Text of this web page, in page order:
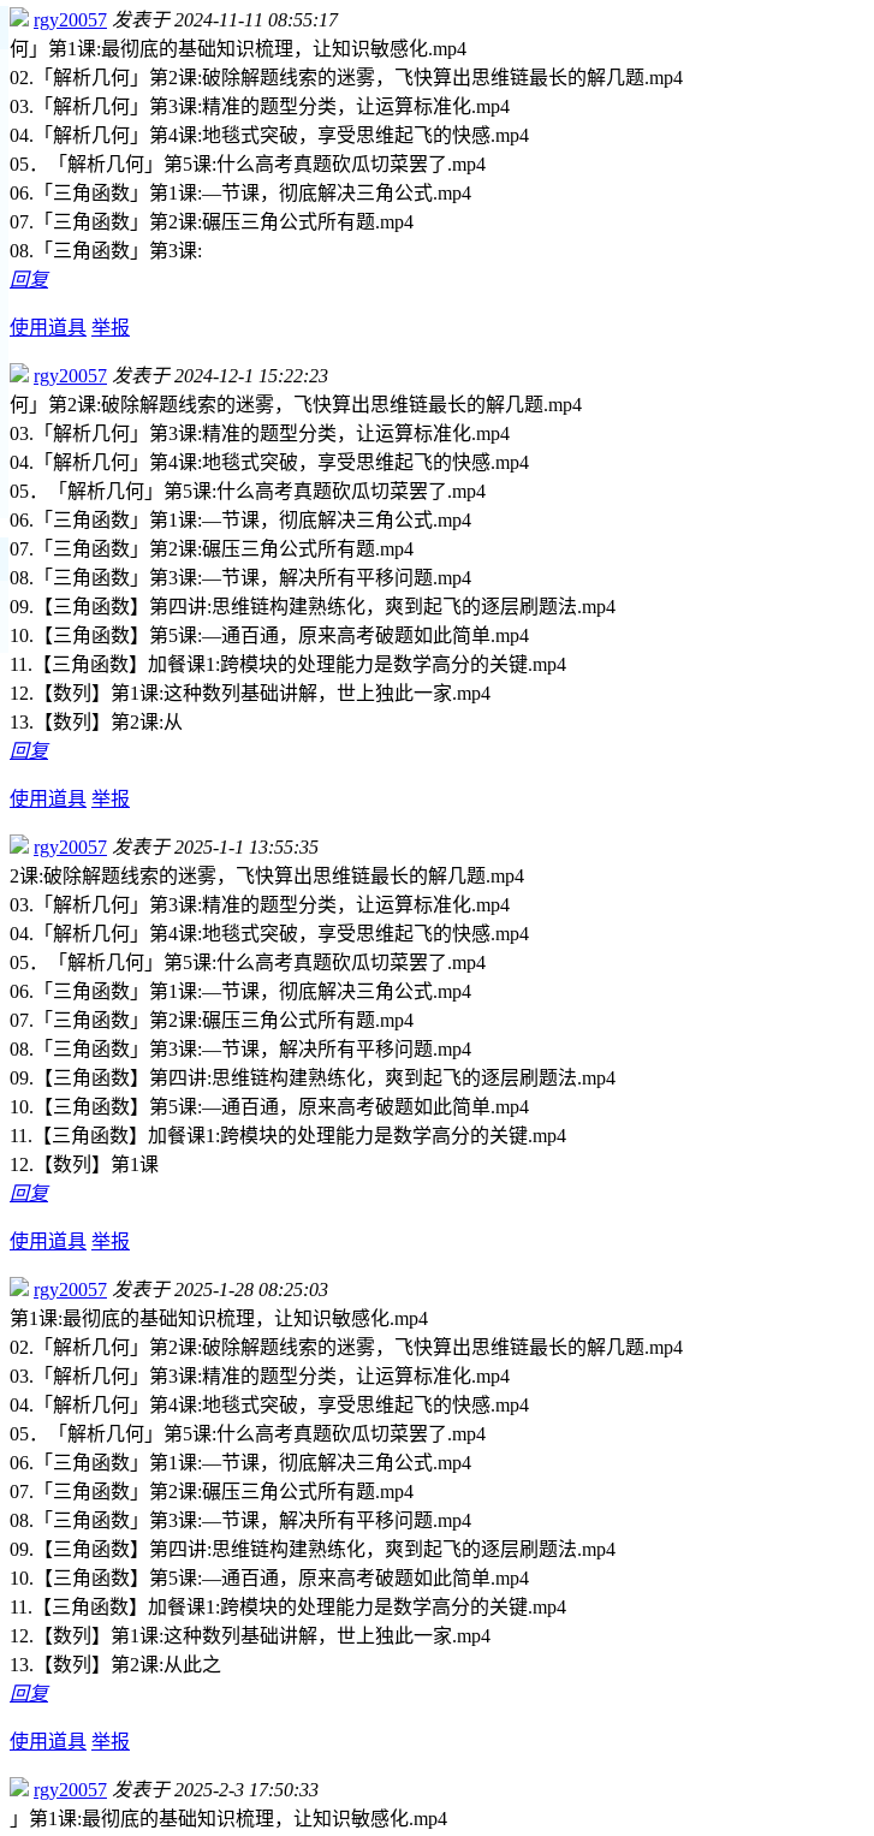
rgy20057 发表于 2024-11-11 08:55:17
何」第1课:最彻底的基础知识梳理，让知识敏感化.mp4
02.「解析几何」第2课:破除解题线索的迷雾，飞快算出思维链最长的解几题.mp4
03.「解析几何」第3课:精准的题型分类，让运算标准化.mp4
04.「解析几何」第4课:地毯式突破，享受思维起飞的快感.mp4
05．「解析几何」第5课:什么高考真题砍瓜切菜罢了.mp4
06.「三角函数」第1课:—节课，彻底解决三角公式.mp4
07.「三角函数」第2课:碾压三角公式所有题.mp4
08.「三角函数」第3课:
回复
使用道具 举报
rgy20057 发表于 2024-12-1 15:22:23
何」第2课:破除解题线索的迷雾，飞快算出思维链最长的解几题.mp4
03.「解析几何」第3课:精准的题型分类，让运算标准化.mp4
04.「解析几何」第4课:地毯式突破，享受思维起飞的快感.mp4
05．「解析几何」第5课:什么高考真题砍瓜切菜罢了.mp4
06.「三角函数」第1课:—节课，彻底解决三角公式.mp4
07.「三角函数」第2课:碾压三角公式所有题.mp4
08.「三角函数」第3课:—节课，解决所有平移问题.mp4
09.【三角函数】第四讲:思维链构建熟练化，爽到起飞的逐层刷题法.mp4
10.【三角函数】第5课:—通百通，原来高考破题如此简单.mp4
11.【三角函数】加餐课1:跨模块的处理能力是数学高分的关键.mp4
12.【数列】第1课:这种数列基础讲解，世上独此一家.mp4
13.【数列】第2课:从
回复
使用道具 举报
rgy20057 发表于 2025-1-1 13:55:35
2课:破除解题线索的迷雾，飞快算出思维链最长的解几题.mp4
03.「解析几何」第3课:精准的题型分类，让运算标准化.mp4
04.「解析几何」第4课:地毯式突破，享受思维起飞的快感.mp4
05．「解析几何」第5课:什么高考真题砍瓜切菜罢了.mp4
06.「三角函数」第1课:—节课，彻底解决三角公式.mp4
07.「三角函数」第2课:碾压三角公式所有题.mp4
08.「三角函数」第3课:—节课，解决所有平移问题.mp4
09.【三角函数】第四讲:思维链构建熟练化，爽到起飞的逐层刷题法.mp4
10.【三角函数】第5课:—通百通，原来高考破题如此简单.mp4
11.【三角函数】加餐课1:跨模块的处理能力是数学高分的关键.mp4
12.【数列】第1课
回复
使用道具 举报
rgy20057 发表于 2025-1-28 08:25:03
第1课:最彻底的基础知识梳理，让知识敏感化.mp4
02.「解析几何」第2课:破除解题线索的迷雾，飞快算出思维链最长的解几题.mp4
03.「解析几何」第3课:精准的题型分类，让运算标准化.mp4
04.「解析几何」第4课:地毯式突破，享受思维起飞的快感.mp4
05．「解析几何」第5课:什么高考真题砍瓜切菜罢了.mp4
06.「三角函数」第1课:—节课，彻底解决三角公式.mp4
07.「三角函数」第2课:碾压三角公式所有题.mp4
08.「三角函数」第3课:—节课，解决所有平移问题.mp4
09.【三角函数】第四讲:思维链构建熟练化，爽到起飞的逐层刷题法.mp4
10.【三角函数】第5课:—通百通，原来高考破题如此简单.mp4
11.【三角函数】加餐课1:跨模块的处理能力是数学高分的关键.mp4
12.【数列】第1课:这种数列基础讲解，世上独此一家.mp4
13.【数列】第2课:从此之
回复
使用道具 举报
rgy20057 发表于 2025-2-3 17:50:33
」第1课:最彻底的基础知识梳理，让知识敏感化.mp4